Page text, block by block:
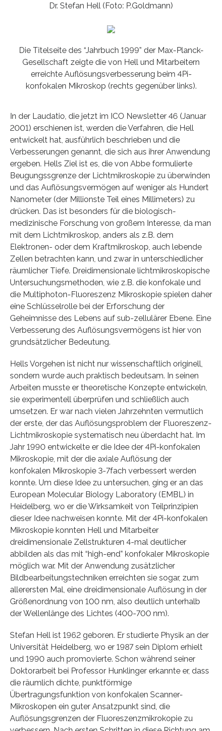
Dr. Stefan Hell (Foto: P.Goldmann)
Die Titelseite des “Jahrbuch 1999” der Max-Planck-
Gesellschaft zeigte die von Hell und Mitarbeitern
erreichte Auflösungsverbesserung beim 4Pi-
konfokalen Mikroskop (rechts gegenüber links).
In der Laudatio, die jetzt im ICO Newsletter 46 (Januar
2001) erschienen ist, werden die Verfahren, die Hell
entwickelt hat, ausführlich beschrieben und die
Verbesserungen genannt, die sich aus ihrer Anwendung
ergeben. Hells Ziel ist es, die von Abbe formulierte
Beugungssgrenze der Lichtmikroskopie zu überwinden
und das Auflösungsvermögen auf weniger als Hundert
Nanometer (der Millionste Teil eines Millimeters) zu
drücken. Das ist besonders für die biologisch-
medizinische Forschung von großem Interesse, da man
mit dem Lichtmikroskop, anders als z.B. dem
Elektronen- oder dem Kraftmikroskop, auch lebende
Zellen betrachten kann, und zwar in unterschiedlicher
räumlicher Tiefe. Dreidimensionale lichtmikroskopische
Untersuchungsmethoden, wie z.B. die konfokale und
die Multiphoton-Fluoreszenz Mikroskopie spielen daher
eine Schlüsselrolle bei der Erforschung der
Geheimnisse des Lebens auf sub-zellulärer Ebene. Eine
Verbesserung des Auflösungsvermögens ist hier von
grundsätzlicher Bedeutung.
Hells Vorgehen ist nicht nur wissenschaftlich originell,
sondern wurde auch praktisch bedeutsam. In seinen
Arbeiten musste er theoretische Konzepte entwickeln,
sie experimentell überprüfen und schließlich auch
umsetzen. Er war nach vielen Jahrzehnten vermutlich
der erste, der das Auflösungsproblem der Fluoreszenz-
Lichtmikroskopie systematisch neu überdacht hat. Im
Jahr 1990 entwickelte er die Idee der 4Pi-konfokalen
Mikroskopie, mit der die axiale Auflösung der
konfokalen Mikroskopie 3-7fach verbessert werden
konnte. Um diese Idee zu untersuchen, ging er an das
European Molecular Biology Laboratory (EMBL) in
Heidelberg, wo er die Wirksamkeit von Teilprinzipien
dieser Idee nachweisen konnte. Mit der 4Pi-konfokalen
Mikroskopie konnten Hell und Mitarbeiter
dreidimensionale Zellstrukturen 4-mal deutlicher
abbilden als das mit “high-end” konfokaler Mikroskopie
möglich war. Mit der Anwendung zusätzlicher
Bildbearbeitungstechniken erreichten sie sogar, zum
allerersten Mal, eine dreidimensionale Auflösung in der
Größenordnung von 100 nm, also deutlich unterhalb
der Wellenlänge des Lichtes (400-700 nm).
Stefan Hell ist 1962 geboren. Er studierte Physik an der
Universität Heidelberg, wo er 1987 sein Diplom erhielt
und 1990 auch promovierte. Schon während seiner
Doktorarbeit bei Professor Hunklinger erkannte er, dass
die räumlich dichte, punktförmige
Übertragungsfunktion von konfokalen Scanner-
Mikroskopen ein guter Ansatzpunkt sind, die
Auflösungsgrenzen der Fluoreszenzmikrokopie zu